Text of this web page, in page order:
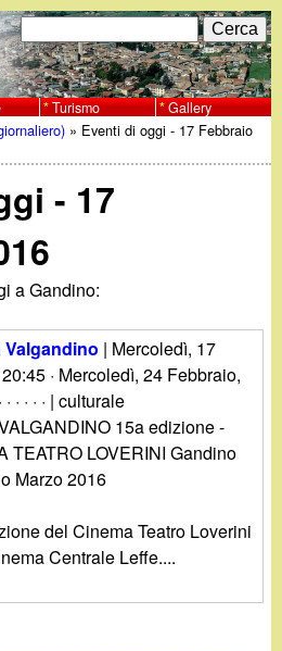
F
o
r
m
d
i
r
i
c
e
r
a
C
e
r
c
a
Turismo Gallery
» Eventi di oggi - 17 Febbraio
- 17
a Gandino:
| Mercoledì, 17
· Mercoledì, 24 Febbraio,
· · · · · · | culturale
15a edizione -
TEATRO LOVERINI Gandino
Marzo 2016
del Cinema Teatro Loverini
Centrale Leffe....